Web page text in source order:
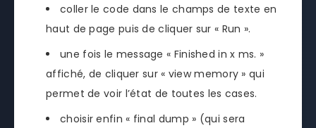
coller le code dans le champs de texte en
haut de page puis de cliquer sur « Run ».
une fois le message « Finished in x ms. »
affiché, de cliquer sur « view memory » qui
permet de voir l’état de toutes les cases.
choisir enfin « final dump » (qui sera